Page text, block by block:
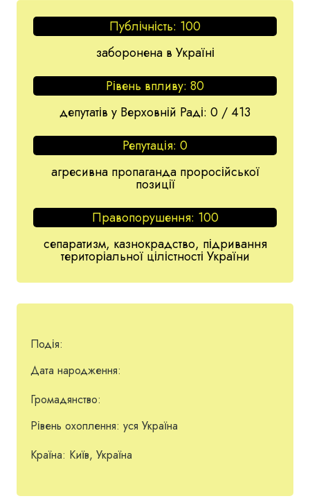
Публічність: 100
заборонена в Україні
Рівень впливу: 80
депутатів у Верховній Раді: 0 / 413
Репутація: 0
агресивна пропаганда проросійської
позиції
Правопорушення: 100
сепаратизм, казнокрадство, підривання
територіальної цілістності України
Подія:
Дата народження:
Громадянство:
Рівень охоплення: уся Україна
Країна: Київ, Україна